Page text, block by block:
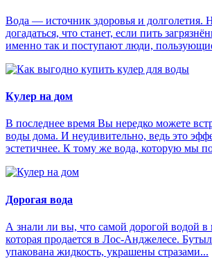
Вода — источник здоровья и долголетия.
догадаться, что станет, если пить
именно так и поступают люди,
Кулер на дом
В последнее время Вы нередко можете
воды дома. И неудивительно, ведь это
эстетичнее. К тому же вода, которую мы
Дорогая вода
А знали ли вы, что самой дорогой водой в
которая продается в Лос-Анджелесе.
упакована жидкость, украшены стразами...